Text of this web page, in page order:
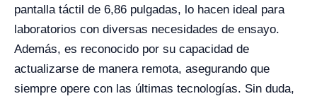
pantalla táctil de 6,86 pulgadas, lo hacen ideal para
laboratorios con diversas necesidades de ensayo.
Además, es reconocido por su capacidad de
actualizarse de manera remota, asegurando que
siempre opere con las últimas tecnologías. Sin duda,